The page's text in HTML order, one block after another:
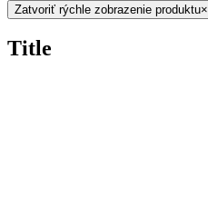
Zatvoriť rýchle zobrazenie produktu×
Title